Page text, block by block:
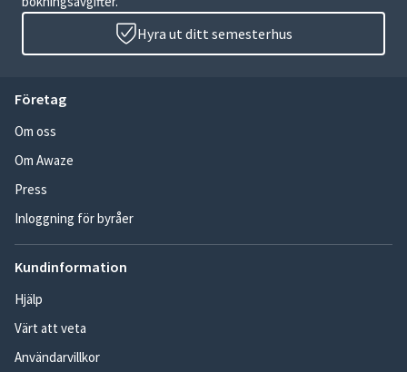
Hyra ut ditt semesterhus
Företag
Om oss
Om Awaze
Press
Inloggning för byråer
Kundinformation
Hjälp
Värt att veta
Användarvillkor